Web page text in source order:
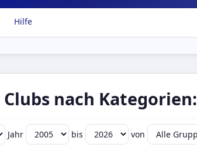
Hilfe
nach Kategorien:
Jahr bis von